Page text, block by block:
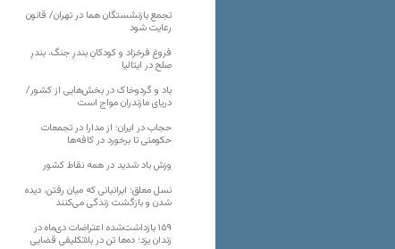
تجمع بازنشستگان هما در تهران/ قانون
رعایت شود
فروغ فرخزاد و کودکانِ بندرِ جنگ، بندرِ
صلح در ایتالیا
باد و گردوخاک در بخش‌هایی از کشور/
دریای مازندران مواج است
حجاب در ایران؛ از مدارا در تجمعات
حکومتی تا برخورد در کافه‌ها
وزش باد شدید در همه نقاط کشور
نسل معلق؛ ایرانیانی که میان رفتن، دیده
شدن و بازگشت زندگی می‌کنند
۱۵۹ بازداشت‌شده اعتراضات دی‌ماه در
زندان یزد؛ ده‌ها تن در بلاتکلیفی قضایی